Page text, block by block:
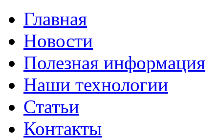
Главная
Новости
Полезная информация
Наши технологии
Статьи
Контакты